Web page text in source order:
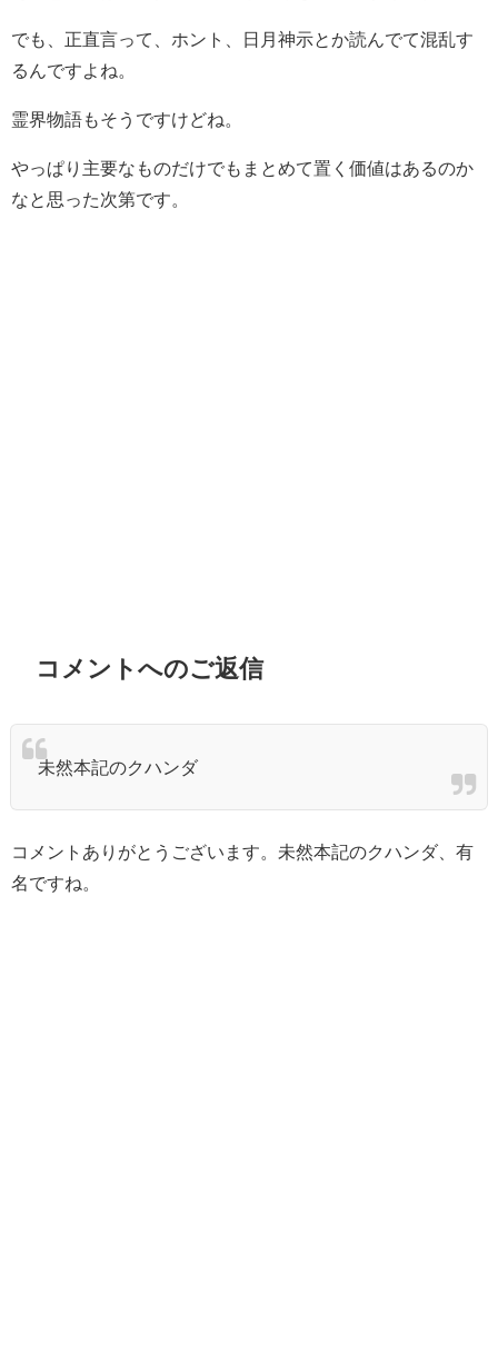
でも、正直言って、ホント、日月神示とか読んでて混乱す
るんですよね。
霊界物語もそうですけどね。
やっぱり主要なものだけでもまとめて置く価値はあるのか
なと思った次第です。
コメントへのご返信
未然本記のクハンダ
コメントありがとうございます。未然本記のクハンダ、有
名ですね。